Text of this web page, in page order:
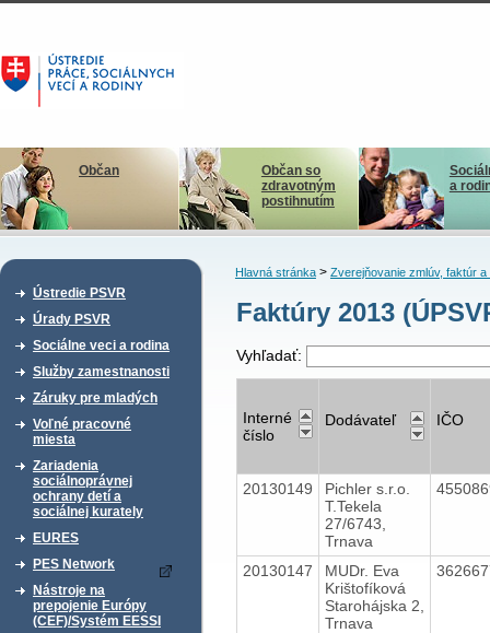
Občan
Občan so
zdravotným
postihnutím
a
Ústredie PSVR
Úrady PSVR
Sociálne veci a rodina
Služby zamestnanosti
Záruky pre mladých
Voľné pracovné
miesta
Zariadenia
sociálnoprávnej
ochrany detí a
sociálnej kurately
EURES
PES Network
Nástroje na
prepojenie Európy
(CEF)/Systém EESSI
Hlavná stránka> Zverejňovanie zmlúv, faktúr a
Faktúry 2013
Vyhľadať:
Interné
číslo
Dodávateľ IČO
20130149
Pichler s.r.o.
T.Tekela
27/6743,
Trnava
20130147
MUDr. Eva
Krištofíková
Starohájska 2,
Trnava